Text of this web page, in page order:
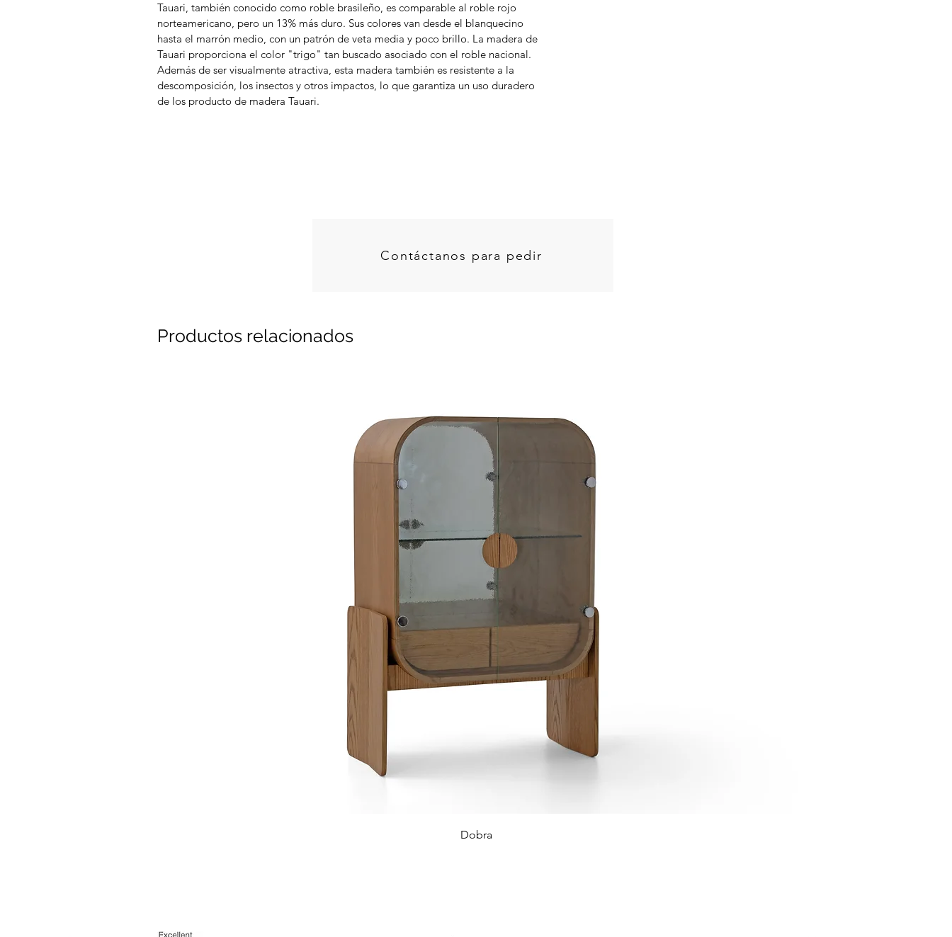
Tauari, también conocido como roble brasileño, es comparable al roble rojo
norteamericano, pero un 13% más duro. Sus colores van desde el blanquecino
hasta el marrón medio, con un patrón de veta media y poco brillo. La madera de
Tauari proporciona el color "trigo" tan buscado asociado con el roble nacional.
Además de ser visualmente atractiva, esta madera también es resistente a la
descomposición, los insectos y otros impactos, lo que garantiza un uso duradero
de los producto de madera Tauari.
Contáctanos para pedir
Productos relacionados
Dobra